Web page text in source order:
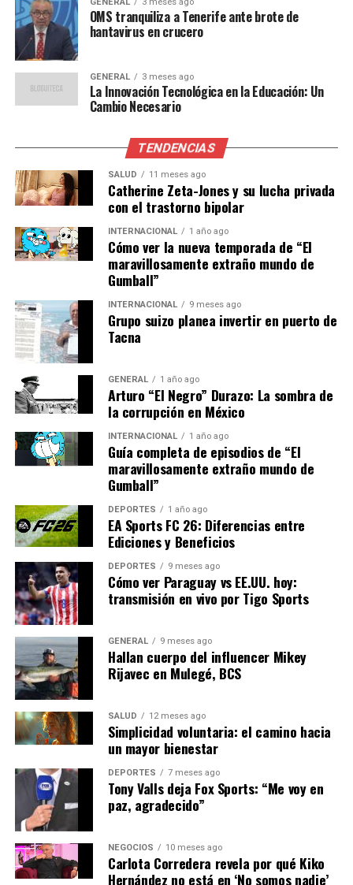
normalicen. Sin embargo,
el impacto de la energía
podría prolongarse más
allá de 2023.”
Por otro lado, algunos analistas advierten que la
inflación podría convertirse en un problema más
persistente si no se toman medidas adecuadas. El Banco
de España ha sugerido que podría ser necesario ajustar
las políticas monetarias para controlar el aumento de
precios.
Impacto en los Hogares y la
Economía
El aumento de la inflación está afectando directamente
a las familias españolas, que ven cómo su poder
adquisitivo disminuye. Los salarios no han crecido al
mismo ritmo que los precios, lo que ha llevado a un
aumento en el costo de vida.
Además, las pequeñas y medianas empresas, que
constituyen la columna vertebral de la economía
española, están luchando por absorber los costos
adicionales sin trasladarlos a los consumidores. Esto
podría llevar a un aumento en los precios de los
productos y servicios, exacerbando aún más la situación.
Perspectivas Futuras
El gobierno español ha anunciado medidas para mitigar
el impacto de la inflación, incluyendo ayudas directas a
las familias más vulnerables y subvenciones para el
consumo de energía. Sin embargo, la efectividad de
estas medidas está por verse.
En el ámbito europeo, se están llevando a cabo
discusiones sobre cómo abordar colectivamente el
problema de la inflación. La Comisión Europea ha
sugerido la posibilidad de una intervención conjunta
para estabilizar los precios de la energía.
En conclusión, la inflación en España representa un
desafío considerable que requiere una respuesta
OMS tranquiliza a Tenerife ante brote de
hantavirus en crucero
GENERAL 3 meses ago
La Innovación Tecnológica en la Educación: Un
Cambio Necesario
TENDENCIAS
SALUD 11 meses ago
Catherine Zeta-Jones y su lucha privada
con el trastorno bipolar
INTERNACIONAL 1 año ago
Cómo ver la nueva temporada de “El
maravillosamente extraño mundo de
Gumball”
INTERNACIONAL 9 meses ago
Grupo suizo planea invertir en puerto de
Tacna
GENERAL 1 año ago
Arturo “El Negro” Durazo: La sombra de
la corrupción en México
INTERNACIONAL 1 año ago
Guía completa de episodios de “El
maravillosamente extraño mundo de
Gumball”
DEPORTES 1 año ago
EA Sports FC 26: Diferencias entre
Ediciones y Beneficios
DEPORTES 9 meses ago
Cómo ver Paraguay vs EE.UU. hoy:
transmisión en vivo por Tigo Sports
GENERAL 9 meses ago
Hallan cuerpo del influencer Mikey
Rijavec en Mulegé, BCS
SALUD 12 meses ago
Simplicidad voluntaria: el camino hacia
un mayor bienestar
DEPORTES 7 meses ago
Tony Valls deja Fox Sports: “Me voy en
paz, agradecido”
NEGOCIOS 10 meses ago
Carlota Corredera revela por qué Kiko
Hernández no está en ‘No somos nadie’